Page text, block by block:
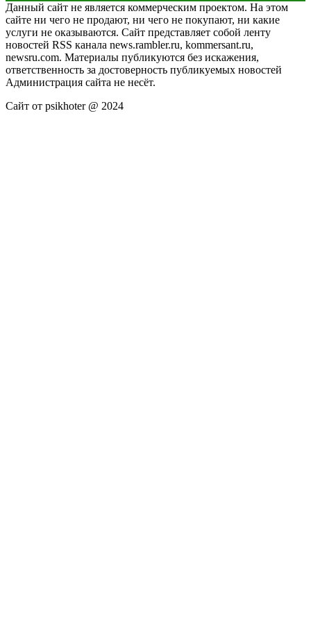
Данный сайт не является коммерческим проектом. На этом
сайте ни чего не продают, ни чего не покупают, ни какие
услуги не оказываются. Сайт представляет собой ленту
новостей RSS канала news.rambler.ru, kommersant.ru,
newsru.com. Материалы публикуются без искажения,
ответственность за достоверность публикуемых новостей
Администрация сайта не несёт.
Сайт от psikhoter @ 2024